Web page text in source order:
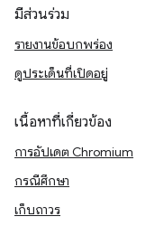
มีส่วนร่วม
รายงานข้อบกพร่อง
ดูประเด็นที่เปิดอยู่
เนื้อหาที่เกี่ยวข้อง
การอัปเดต Chromium
กรณีศึกษา
เก็บถาวร